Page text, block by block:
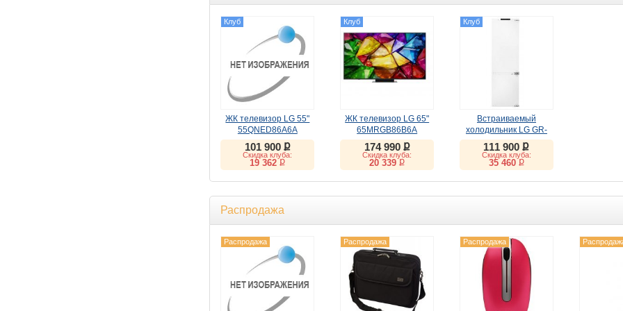
Клуб
ЖК телевизор LG 55"
55QNED86A6A
101 900 ք
Скидка клуба:
19 362 ք
Клуб
ЖК телевизор LG 65"
65MRGB86B6A
174 990 ք
Скидка клуба:
20 339 ք
Клуб
Встраиваемый
холодильник LG GR-
SN266LLP
111 900ք
Скидка клуба:
35 460 ք
Распродажа
Распродажа Распродажа Распродажа